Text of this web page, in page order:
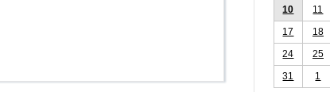
10
11
17
18
24
25
31
1